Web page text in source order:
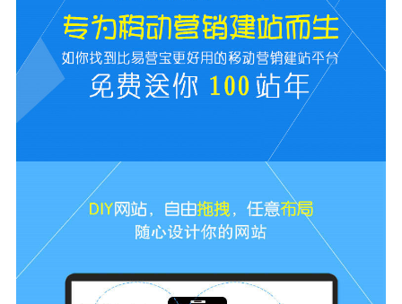
局、多屏展示、多系统兼容，易营宝助您快速搭建精美的移动营销
型手机网站；适合有移动营销需求的企业，网站以产品展示及信息
发布，推广营销为主。